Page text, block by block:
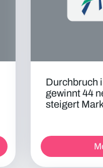
Durchbruch
gewinnt 44
steigert